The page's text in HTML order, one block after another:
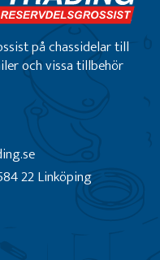
på chassidelar till
och vissa tillbehör
22 Linköping